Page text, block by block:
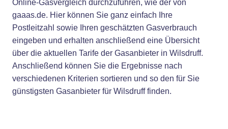
Online-Gasvergleich durchzuführen, wie der von
gaaas.de. Hier können Sie ganz einfach Ihre
Postleitzahl sowie Ihren geschätzten Gasverbrauch
eingeben und erhalten anschließend eine Übersicht
über die aktuellen Tarife der Gasanbieter in Wilsdruff.
Anschließend können Sie die Ergebnisse nach
verschiedenen Kriterien sortieren und so den für Sie
günstigsten Gasanbieter für Wilsdruff finden.